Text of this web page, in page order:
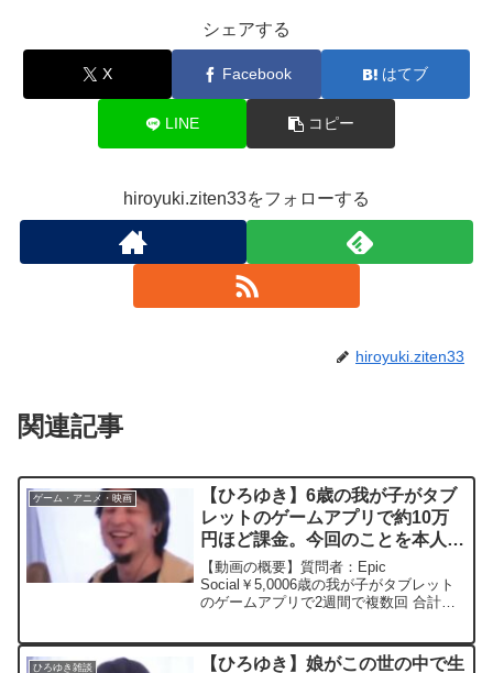
シェアする
X Facebook はてブ
LINE コピー
hiroyuki.ziten33をフォローする
hiroyuki.ziten33
関連記事
ゲーム・アニメ・映画
【ひろゆき】6歳の我が子がタブ
レットのゲームアプリで約10万
円ほど課金。今回のことを本人に
伝えるべきか、またどのような教
えをすれば良いかアドバイスお願
いします。ー ひろゆき切り抜
【動画の概要】質問者：Epic
Social￥5,0006歳の我が子がタブレット
のゲームアプリで2週間で複数回 合計約
容はパズル系ゲームで2〜3日に1時間程
ひろゆき雑談
【ひろゆき】娘がこの世の中で生